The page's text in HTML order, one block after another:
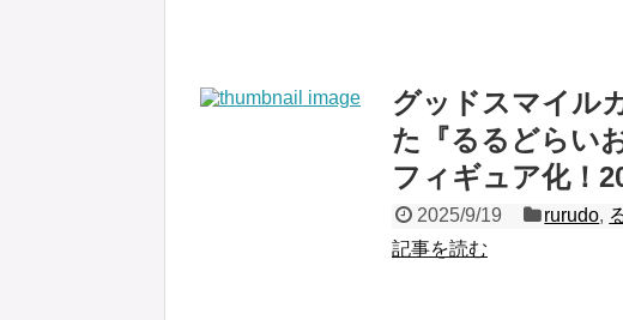
グッドスマイル
た『るるどらい
フィギュア化！
2025/9/19 rurudo,
記事を読む